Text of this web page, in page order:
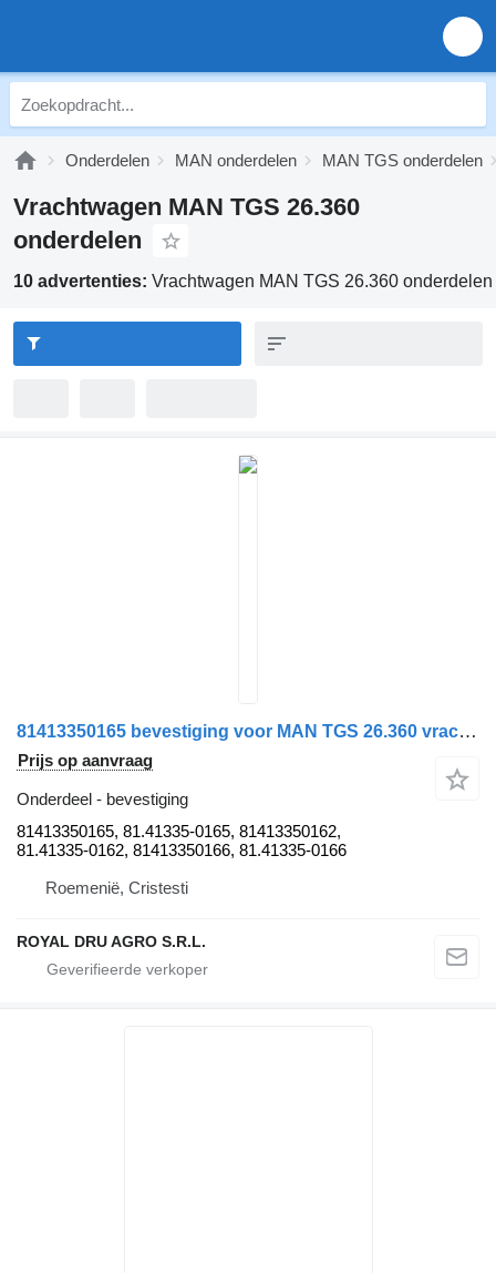
Onderdelen MAN onderdelen MAN TGS onderdelen
Vrachtwagen MAN TGS 26.360
onderdelen
10 advertenties: Vrachtwagen MAN TGS 26.360 onderdelen
81413350165 bevestiging voor MAN TGS 26.360 vrachtwagen
Prijs op aanvraag
Onderdeel - bevestiging
81413350165, 81.41335-0165, 81413350162,
81.41335-0162, 81413350166, 81.41335-0166
Roemenië, Cristesti
ROYAL DRU AGRO S.R.L.